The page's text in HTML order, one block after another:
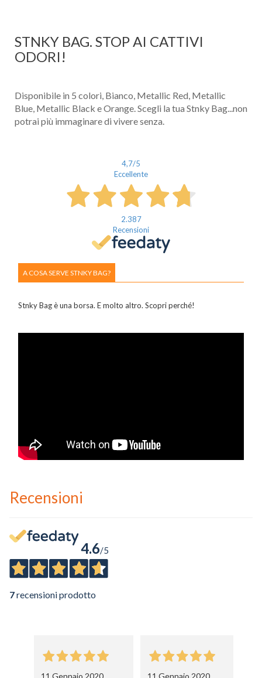
STNKY BAG. STOP AI CATTIVI
ODORI!
Disponibile in 5 colori, Bianco, Metallic Red, Metallic
Blue, Metallic Black e Orange. Scegli la tua Stnky Bag...non
potrai più immaginare di vivere senza.
4,7/5
Eccellente
2.387
Recensioni
A COSA SERVE STNKY BAG?
Stnky Bag è una borsa. E molto altro. Scopri perché!
Recensioni
4.6/5
7recensioni prodotto
11 Gennaio 2020
11 Gennaio 2020